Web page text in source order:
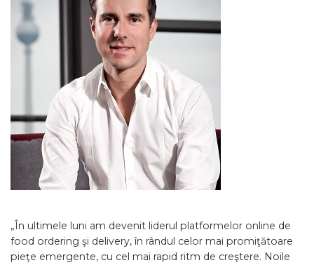
„În ultimele luni am devenit liderul platformelor online de
food ordering şi delivery, în rândul celor mai promiţătoare
pieţe emergente, cu cel mai rapid ritm de creştere. Noile